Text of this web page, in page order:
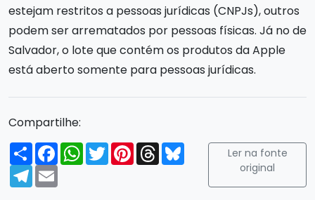
estejam restritos a pessoas jurídicas (CNPJs), outros
podem ser arrematados por pessoas físicas. Já no de
Salvador, o lote que contém os produtos da Apple
está aberto somente para pessoas jurídicas.
Compartilhe:
Compartilhar
FacebookWhatsApp
TwitterPinterest
ThreadsBluesky
Telegram
Email
Ler na fonte
original